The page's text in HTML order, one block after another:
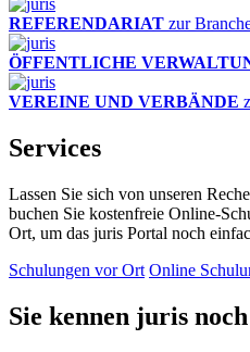
REFERENDARIAT zur
ÖFFENTLICHE
VEREINE UND VERBÄNDE
Services
Lassen Sie sich von unseren
buchen Sie kostenfreie Online-
Ort, um das juris Portal noch
Schulungen vor Ort Online
Sie kennen juris